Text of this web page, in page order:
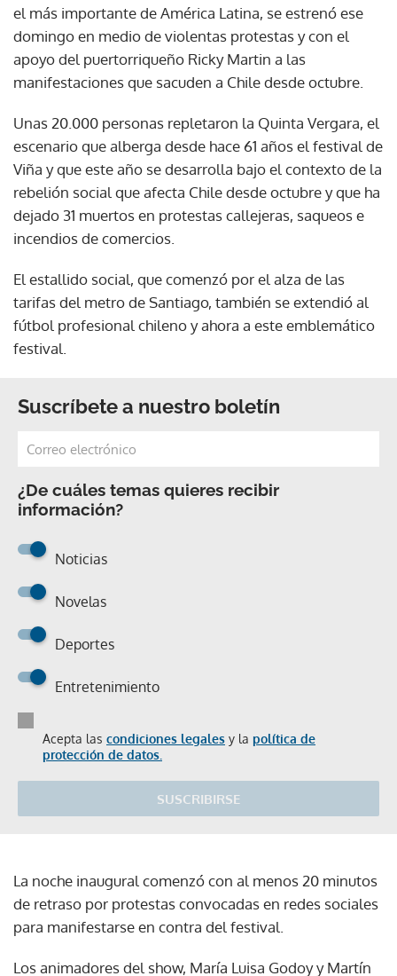
el más importante de América Latina, se estrenó ese
domingo en medio de violentas protestas y con el
apoyo del puertorriqueño Ricky Martin a las
manifestaciones que sacuden a Chile desde octubre.
Unas 20.000 personas repletaron la Quinta Vergara, el
escenario que alberga desde hace 61 años el festival de
Viña y que este año se desarrolla bajo el contexto de la
rebelión social que afecta Chile desde octubre y que ha
dejado 31 muertos en protestas callejeras, saqueos e
incendios de comercios.
El estallido social, que comenzó por el alza de las
tarifas del metro de Santiago, también se extendió al
fútbol profesional chileno y ahora a este emblemático
festival.
Suscríbete a nuestro boletín
¿De cuáles temas quieres recibir
información?
Noticias
Novelas
Deportes
Entretenimiento
Acepta las condiciones legales y la política de
protección de datos.
SUSCRIBIRSE
La noche inaugural comenzó con al menos 20 minutos
de retraso por protestas convocadas en redes sociales
para manifestarse en contra del festival.
Los animadores del show, María Luisa Godoy y Martín